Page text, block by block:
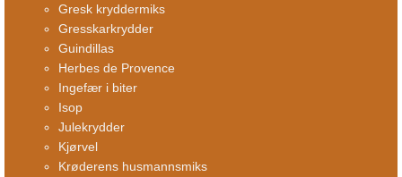
Gresk kryddermiks
Gresskarkrydder
Guindillas
Herbes de Provence
Ingefær i biter
Isop
Julekrydder
Kjørvel
Krøderens husmannsmiks